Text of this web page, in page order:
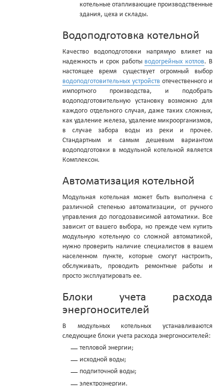
котельные отапливающие производственные
здания, цеха и склады.
Водоподготовка котельной
Качество водоподготовки напрямую влияет на
надежность и срок работы водогрейных котлов. В
настоящее время существует огромный выбор
водоподготовительных устройств отечественного и
импортного производства, и подобрать
водоподготовительную установку возможно для
каждого отдельного случая, даже таких сложных,
как удаление железа, удаление микроорганизмов,
в случае забора воды из реки и прочее.
Стандартным и самым дешевым вариантом
водоподготовки в модульной котельной является
Комплексон.
Автоматизация котельной
Модульная котельная может быть выполнена с
различной степенью автоматизации, от ручного
управления до погодозависимой автоматики. Все
зависит от вашего выбора, но прежде чем купить
модульную котельную со сложной автоматикой,
нужно проверить наличие специалистов в вашем
населенном пункте, которые смогут настроить,
обслуживать, проводить ремонтные работы и
просто эксплуатировать ее.
Блоки учета расхода
энергоносителей
В модульных котельных устанавливаются
следующие блоки учета расхода энергоносителей:
тепловой энергии;
исходной воды;
подпиточной воды;
электроэнергии.